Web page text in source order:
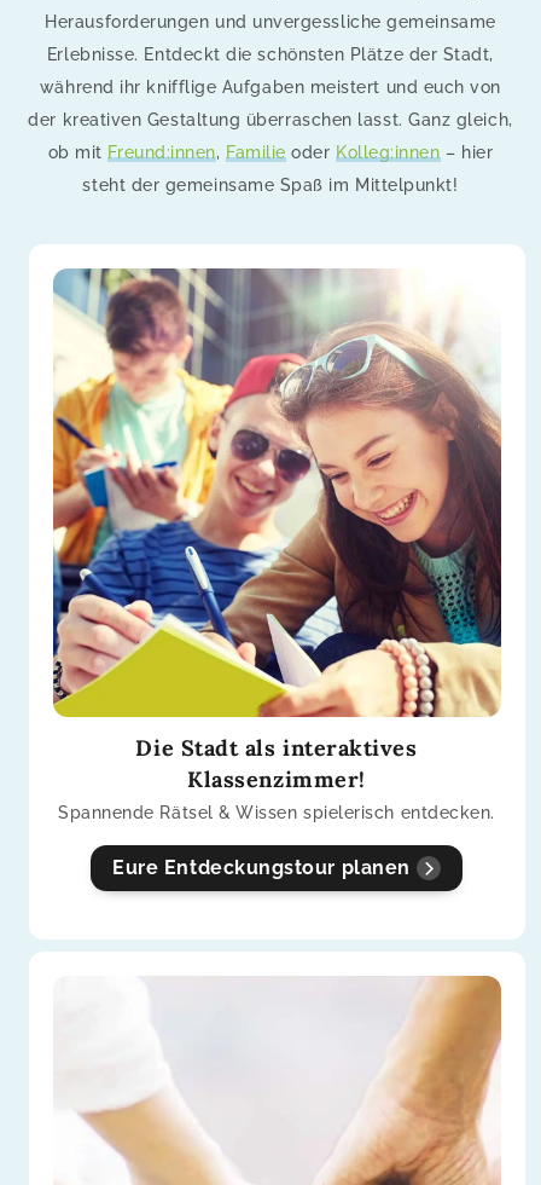
Herausforderungen und unvergessliche gemeinsame
Erlebnisse. Entdeckt die schönsten Plätze der Stadt,
während ihr knifflige Aufgaben meistert und euch von
der kreativen Gestaltung überraschen lasst. Ganz gleich,
ob mit Freund:innen, Familie oder Kolleg:innen – hier
steht der gemeinsame Spaß im Mittelpunkt!
Die Stadt als interaktives
Klassenzimmer!
Spannende Rätsel & Wissen spielerisch entdecken.
Eure Entdeckungstour planen